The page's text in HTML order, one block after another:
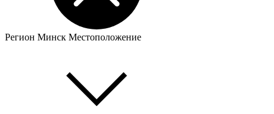
Регион Минск Местоположение